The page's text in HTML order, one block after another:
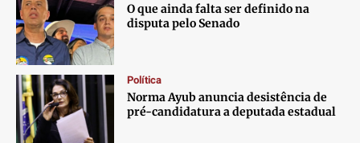
O que ainda falta ser definido na
disputa pelo Senado
Política
Norma Ayub anuncia desistência de
pré-candidatura a deputada estadual